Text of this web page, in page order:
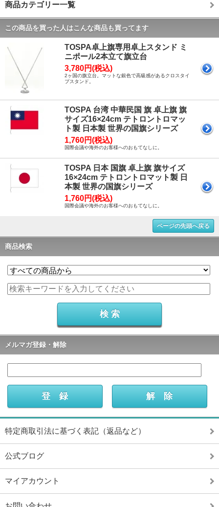
商品カテゴリー一覧
この商品を買った人はこんな商品も買ってます
TOSPA卓上旗専用卓上スタンド ミ
ニポール2本立て旗立台
3,780円(税込)
2ヶ国の旗立台。マットな銀色で高級感があるクロスタイ
プスタンド。
TOSPA 台湾 中華民国 旗 卓上旗 旗
サイズ16×24cm テトロントロマッ
ト製 日本製 世界の国旗シリーズ
1,760円(税込)
国際会議や海外のお客様へのおもてなしに。
TOSPA 日本 国旗 卓上旗 旗サイズ
16×24cm テトロントロマット製 日
本製 世界の国旗シリーズ
1,760円(税込)
国際会議や海外のお客様へのおもてなしに。
ページの先頭へ戻る
商品検索
メルマガ登録・解除
特定商取引法に基づく表記（返品など）
公式ブログ
マイアカウント